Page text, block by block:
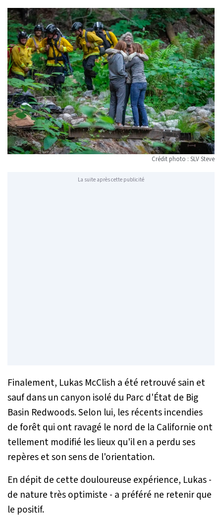
Crédit photo : SLV Steve
La suite après cette publicité
Finalement, Lukas McClish a été retrouvé sain et
sauf dans un canyon isolé du Parc d'État de Big
Basin Redwoods. Selon lui, les récents incendies
de forêt qui ont ravagé le nord de la Californie ont
tellement modifié les lieux qu'il en a perdu ses
repères et son sens de l'orientation.
En dépit de cette douloureuse expérience, Lukas -
de nature très optimiste - a préféré ne retenir que
le positif.